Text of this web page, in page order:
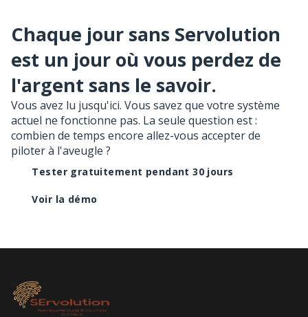
Chaque jour sans Servolution
est un jour où vous perdez de
l'argent sans le savoir.
Vous avez lu jusqu'ici. Vous savez que votre système
actuel ne fonctionne pas. La seule question est :
combien de temps encore allez-vous accepter de
piloter à l'aveugle ?
Tester gratuitement pendant 30 jours
Voir la démo